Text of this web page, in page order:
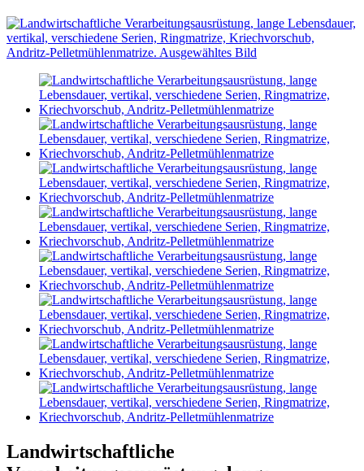
Landwirtschaftliche